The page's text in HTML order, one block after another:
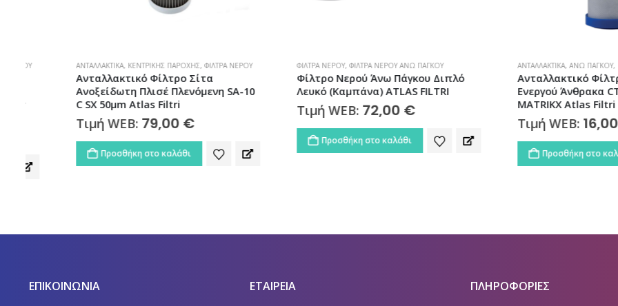
ΑΝΤΑΛΛΑΚΤΙΚΆ,ΚΕΝΤΡΙΚΉΣ ΠΑΡΟΧΉΣ, ΦΊΛΤΡΑ ΝΕΡΟΎ
Ανταλλακτικό Φίλτρο Σίτα
Ανοξείδωτη Πλισέ Πλενόμενη SA-10
C SX 50μm Atlas Filtri
Τιμή WEB: 79,00€
Προσθήκη στο καλάθι
ΦΊΛΤΡΑ ΝΕΡΟΎ,ΦΊΛΤΡΑ ΝΕΡΟΎ ΆΝΩ ΠΆΓΚΟΥ
Φίλτρο Νερού Άνω Πάγκου Διπλό
Λευκό (Καμπάνα) ATLAS FILTRI
Τιμή WEB: 72,00€
Προσθήκη στο καλάθι
ΑΝΤΑΛΛΑΚΤΙΚΆ,ΆΝΩ ΠΆΓΚΟΥ,ΚΆΤΩ
Ανταλλακτικό Φίλτρο
Ενεργού Άνθρακα CTO Plus
MATRIKX Atlas Filtri
Τιμή WEB: 16,00€
Προσθήκη στο καλάθι